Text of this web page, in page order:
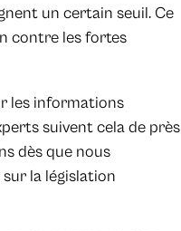
un certain seuil. Ce
contre les fortes
les informations
suivent cela de près
dès que nous
la législation